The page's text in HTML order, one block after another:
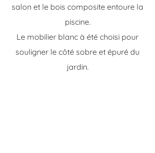
salon et le bois composite entoure la
piscine.
Le mobilier blanc à été choisi pour
souligner le côté sobre et épuré du
jardin.